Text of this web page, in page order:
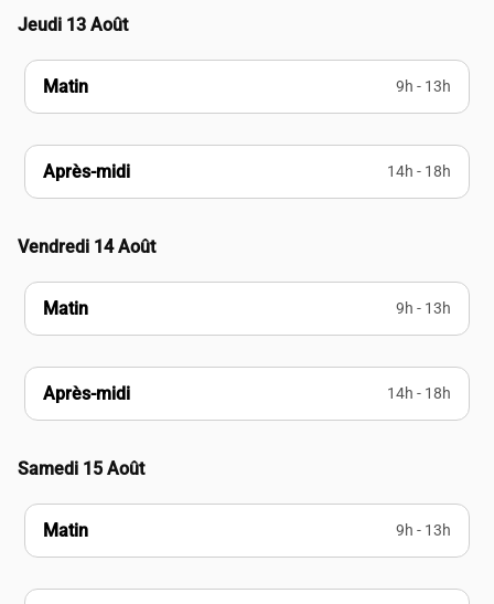
Jeudi 13 Août
Matin 9h - 13h
Après-midi 14h - 18h
Vendredi 14 Août
Matin 9h - 13h
Après-midi 14h - 18h
Samedi 15 Août
Matin 9h - 13h